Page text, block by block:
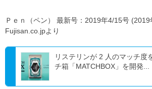
Ｐｅｎ（ペン） 最新号：2019年4/15号
Fujisan.co.jpより
リステリンが 2 人のマッチ度
チ箱「MATCHBOX」を開発...